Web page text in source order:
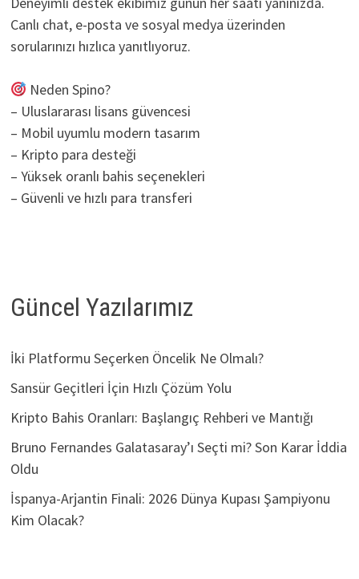
Canlı chat, e-posta ve sosyal medya üzerinden
sorularınızı hızlıca yanıtlıyoruz.
Neden Spino?
– Uluslararası lisans güvencesi
– Mobil uyumlu modern tasarım
– Kripto para desteği
– Yüksek oranlı bahis seçenekleri
– Güvenli ve hızlı para transferi
Güncel Yazılarımız
İki Platformu Seçerken Öncelik Ne Olmalı?
Sansür Geçitleri İçin Hızlı Çözüm Yolu
Kripto Bahis Oranları: Başlangıç Rehberi ve Mantığı
Bruno Fernandes Galatasaray’ı Seçti mi? Son Karar İddia
Oldu
İspanya-Arjantin Finali: 2026 Dünya Kupası Şampiyonu
Kim Olacak?